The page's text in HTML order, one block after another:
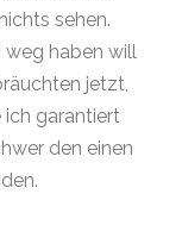
sehen.
weg haben will
jetzt,
ich garantiert
den einen